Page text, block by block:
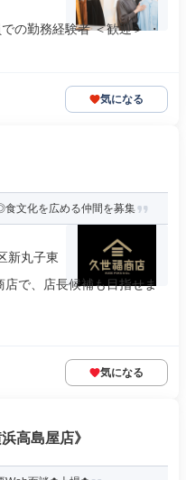
の勤務経験者 ＜歓迎＞ ・
気になる
食文化を広める仲間を募集
新丸子東
で、店長候補も目指せま
気になる
高島屋店》